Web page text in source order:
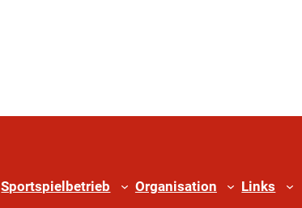
Sportspielbetrieb Organisation Links